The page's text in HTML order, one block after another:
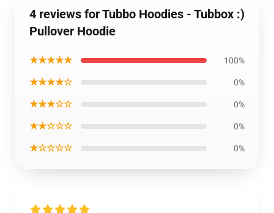
4 reviews for Tubbo Hoodies - Tubbox :)
Pullover Hoodie
★★★★★ 100%
★★★★☆ 0%
★★★☆☆ 0%
★★☆☆☆ 0%
★☆☆☆☆ 0%